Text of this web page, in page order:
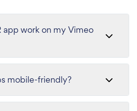
app work on my Vimeo
mobile-friendly?